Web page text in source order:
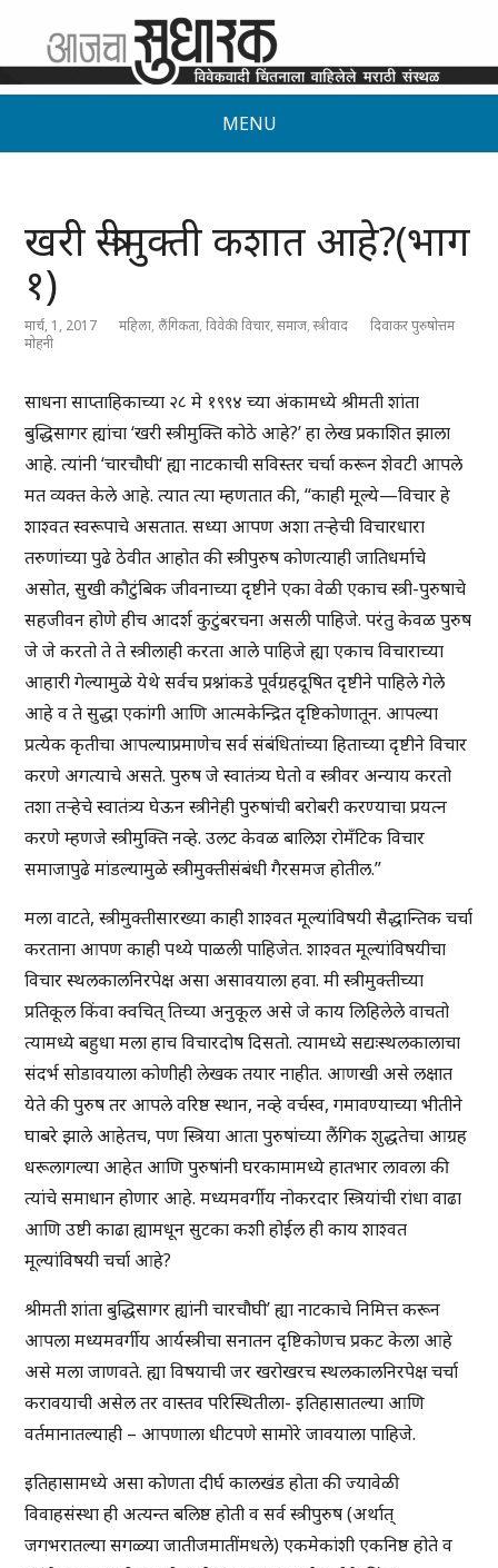
MENU
खरी स्त्रीमुक्ती कशात आहे?(भाग
१)
मार्च, 1, 2017 महिला,लैंगिकता,विवेकी विचार,समाज,स्त्रीवाद
दिवाकर पुरुषोत्तम
मोहनी
साधना साप्ताहिकाच्या २८ मे १९९४ च्या अंकामध्ये श्रीमती शांता
बुद्धिसागर ह्यांचा ‘खरी स्त्रीमुक्ति कोठे आहे?’ हा लेख प्रकाशित झाला
आहे. त्यांनी ‘चारचौघी‘ ह्या नाटकाची सविस्तर चर्चा करून शेवटी आपले
मत व्यक्त केले आहे. त्यात त्या म्हणतात की, “काही मूल्ये—विचार हे
शाश्वत स्वरूपाचे असतात. सध्या आपण अशा तर्‍हेची विचारधारा
तरुणांच्या पुढे ठेवीत आहोत की स्त्रीपुरुष कोणत्याही जातिधर्माचे
असोत, सुखी कौटुंबिक जीवनाच्या दृष्टीने एका वेळी एकाच स्त्री-पुरुषाचे
सहजीवन होणे हीच आदर्श कुटुंबरचना असली पाहिजे. परंतु केवळ पुरुष
जे जे करतो ते ते स्त्रीलाही करता आले पाहिजे ह्या एकाच विचाराच्या
आहारी गेल्यामुळे येथे सर्वच प्रश्नांकडे पूर्वग्रहदूषित दृष्टीने पाहिले गेले
आहे व ते सुद्धा एकांगी आणि आत्मकेन्द्रित दृष्टिकोणातून. आपल्या
प्रत्येक कृतीचा आपल्याप्रमाणेच सर्व संबंधितांच्या हिताच्या दृष्टीने विचार
करणे अगत्याचे असते. पुरुष जे स्वातंत्र्य घेतो व स्त्रीवर अन्याय करतो
तशा तर्‍हेचे स्वातंत्र्य घेऊन स्त्रीनेही पुरुषांची बरोबरी करण्याचा प्रयत्न
करणे म्हणजे स्त्रीमुक्ति नव्हे. उलट केवळ बालिश रोमँटिक विचार
समाजापुढे मांडल्यामुळे स्त्रीमुक्तीसंबंधी गैरसमज होतील.”
मला वाटते, स्त्रीमुक्तीसारख्या काही शाश्वत मूल्यांविषयी सैद्धान्तिक चर्चा
करताना आपण काही पथ्ये पाळली पाहिजेत. शाश्वत मूल्यांविषयीचा
विचार स्थलकालनिरपेक्ष असा असावयाला हवा. मी स्त्रीमुक्तीच्या
प्रतिकूल किंवा क्वचित् तिच्या अनुकूल असे जे काय लिहिलेले वाचतो
त्यामध्ये बहुधा मला हाच विचारदोष दिसतो. त्यामध्ये सद्यःस्थलकालाचा
संदर्भ सोडावयाला कोणीही लेखक तयार नाहीत. आणखी असे लक्षात
येते की पुरुष तर आपले वरिष्ठ स्थान, नव्हे वर्चस्व, गमावण्याच्या भीतीने
घाबरे झाले आहेतच, पण स्त्रिया आता पुरुषांच्या लैंगिक शुद्धतेचा आग्रह
धरूलागल्या आहेत आणि पुरुषांनी घरकामामध्ये हातभार लावला की
त्यांचे समाधान होणार आहे. मध्यमवर्गीय नोकरदार स्त्रियांची रांधा वाढा
आणि उष्टी काढा ह्यामधून सुटका कशी होईल ही काय शाश्वत
मूल्यांविषयी चर्चा आहे?
श्रीमती शांता बुद्धिसागर ह्यांनी चारचौघी’ ह्या नाटकाचे निमित्त करून
आपला मध्यमवर्गीय आर्यस्त्रीचा सनातन दृष्टिकोणच प्रकट केला आहे
असे मला जाणवते. ह्या विषयाची जर खरोखरच स्थलकालनिरपेक्ष चर्चा
करावयाची असेल तर वास्तव परिस्थितीला- इतिहासातल्या आणि
वर्तमानातल्याही – आपणाला धीटपणे सामोरे जावयाला पाहिजे.
इतिहासामध्ये असा कोणता दीर्घ कालखंड होता की ज्यावेळी
विवाहसंस्था ही अत्यन्त बलिष्ठ होती व सर्व स्त्रीपुरुष (अर्थात्
जगभरातल्या सगळ्या जातीजमातींमधले) एकमेकांशी एकनिष्ठ होते व